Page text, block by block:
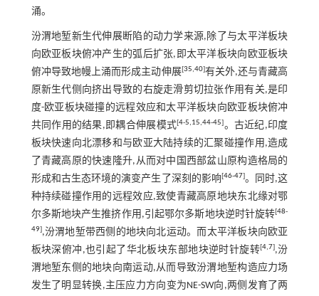
涌。
汾渭地堑新生代伸展断陷的动力学来源,除了与太平洋板块
向欧亚板块俯冲产生的弧后扩张,即太平洋板块向欧亚板块
俯冲导致地幔上涌而形成主动伸展[35,40]有关外,还与青藏高
原新生代侧向挤出导致的右旋走滑剪切拉张作用有关,是印
度-欧亚板块碰撞的远程效应和太平洋板块向欧亚板块俯冲
共同作用的结果,即耦合伸展模式[4-5,15,44-45]。古近纪,印度
板块快速向北漂移和与欧亚大陆持续的汇聚碰撞作用,造成
了青藏高原的快速隆升,从而对中国西部盆山原构造格局的
形成和古生态环境的演变产生了深刻的影响[46-47]。同时,这
种持续碰撞作用的远程效应,致使青藏高原地块东北缘对鄂
尔多斯地块产生推挤作用,引起鄂尔多斯地块逆时针旋转[48-
49],汾渭地堑带西侧的地块向北运动。而太平洋板块向欧亚
板块深俯冲,也引起了华北板块东部地块逆时针旋转[4,7],汾
渭地堑东侧的地块向南运动,从而导致汾渭地堑构造应力场
发生了明显转换,主压应力方向变为NE-SW向,两侧发育了两